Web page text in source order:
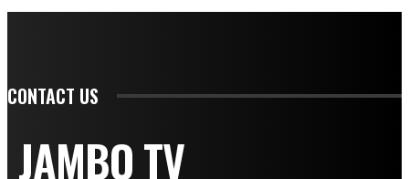
CONTACT US
JAMBO TV